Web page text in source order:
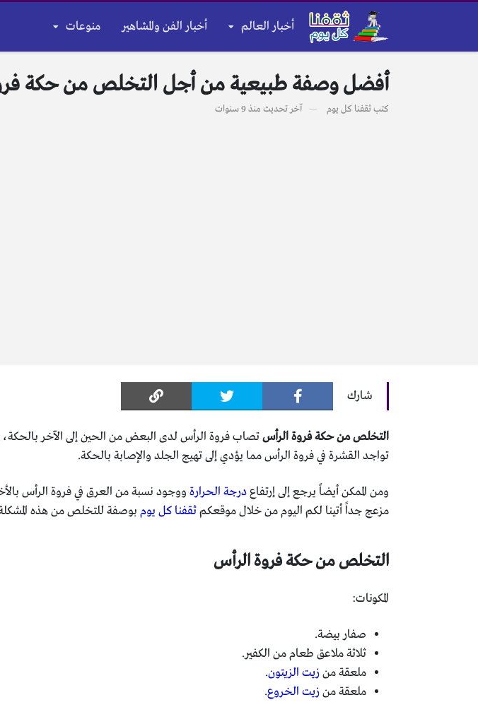
أخبار العالم أخبار الفن والمشاهير منوعات
أفضل وصفة طبيعية من أجل التخلص من حكة
كتبثقفنا كل يوم آخر تحديث منذ 9 سنوات
شارك
التخلص من حكة فروة الرأستصاب فروة الرأس لدى البعض من الحين إلى الآخر بالحكة،
تواجد القشرة في فروة الرأس مما يؤدي إلى تهيج الجلد والإصابة بالحكة.
ومن الممكن أيضاً يرجع إلى إرتفاعدرجة الحرارة ووجود نسبة من العرق في فروة الرأس
مزعج جداً أتينا لكم اليوم من خلال موقعكمثقفنا كل يوم بوصفة للتخلص من هذه
التخلص من حكة فروة الرأس
المكونات:
صفار بيضة.
ثلاثة ملاعق طعام من الكفير.
ملعقة منزيت الزيتون.
ملعقة منزيت الخروع.